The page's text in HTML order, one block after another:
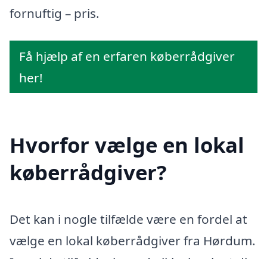
fornuftig – pris.
Få hjælp af en erfaren køberrådgiver
her!
Hvorfor vælge en lokal
køberrådgiver?
Det kan i nogle tilfælde være en fordel at
vælge en lokal køberrådgiver fra Hørdum.